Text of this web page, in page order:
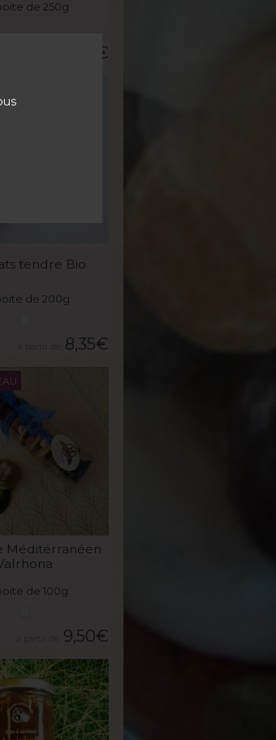
de 250g
€
tendre Bio
de 200g
8,35€
Méditérranéen
de 100g
9,50€